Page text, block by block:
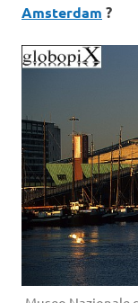
Amsterdam ?